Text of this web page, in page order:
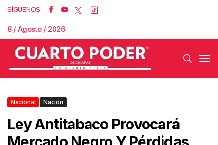
SÍGUENOS
8 / Agosto / 2026
Nacional Nación
Ley Antitabaco Provocará